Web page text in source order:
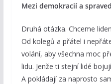
Mezi demokracií a
Druhá otázka. Chceme
Od kolegů a přátel i
volání, aby všechna moc
lidu. Jenže ti stejní lidé
A pokládají za naprosto